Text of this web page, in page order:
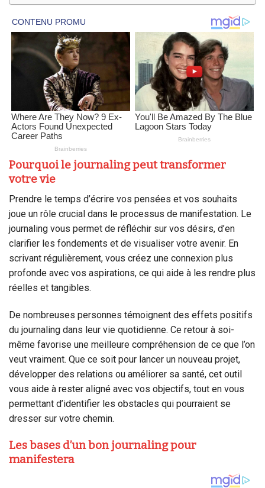
Pourquoi le journaling peut transformer
votre vie
Prendre le temps d’écrire vos pensées et vos souhaits
joue un rôle crucial dans le processus de manifestation. Le
journaling vous permet de réfléchir sur vos désirs, d’en
clarifier les fondements et de visualiser votre avenir. En
scrivant régulièrement, vous créez une connexion plus
profonde avec vos aspirations, ce qui aide à les rendre plus
réelles et tangibles.
De nombreuses personnes témoignent des effets positifs
du journaling dans leur vie quotidienne. Ce retour à soi-
même favorise une meilleure compréhension de ce que l’on
veut vraiment. Que ce soit pour lancer un nouveau projet,
développer des relations ou améliorer sa santé, cet outil
vous aide à rester aligné avec vos objectifs, tout en vous
permettant d’identifier les obstacles qui pourraient se
dresser sur votre chemin.
Les bases d’un bon journaling pour
manifestera